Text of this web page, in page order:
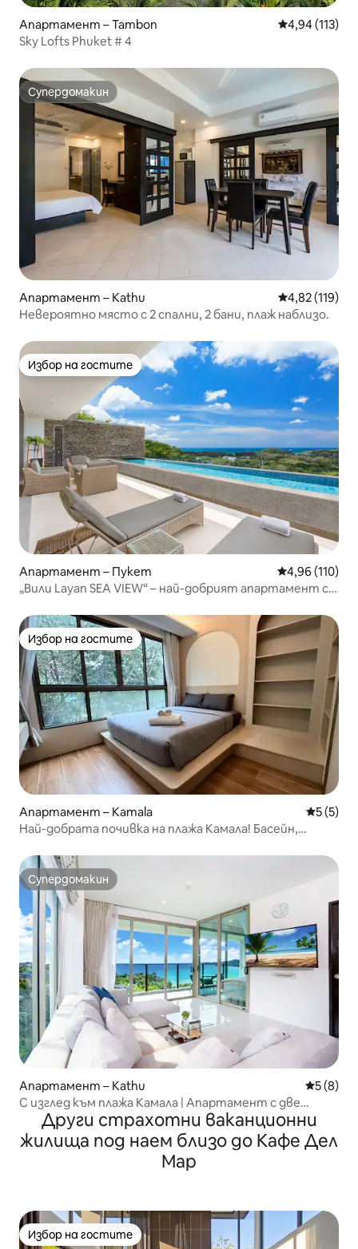
Апартамент – Tambon Средна
4,94 (113)
Sky Lofts Phuket # 4
Супердомакин
Супердомакин
Апартамент – Kathu Средна
4,82 (119)
Невероятно място с 2 спални, 2 бани, плаж наблизо.
Избор на гостите
Избор на гостите
Апартамент – Пукет Средна
4,96 (110)
„Вили Layan SEA VIEW“ – най-добрият апартамент с 3
Избор на гостите
Избор на гостите
Апартамент – Kamala Средна
5 (5)
Най-добрата почивка на плажа Камала! Басейн,
Супердомакин
Супердомакин
Апартамент – Kathu Средна
5 (8)
С изглед към плажа Камала | Апартамент с две
спални с невероятен изглед към морето | Тераса с
изглед + самостоятелен басейн | Прекрасен залез |
400 метра пеша до плажа | A82
Други страхотни ваканционни
жилища под наем близо до Кафе Дел
Мар
Избор на гостите
Избор на гостите